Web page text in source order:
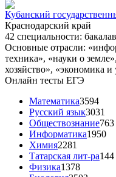
Кубанский
Краснодарский край
42 специальности:
Основные отрасли:
техника», «науки о
хозяйство», «экономика
Онлайн тесты ЕГЭ
Математика3594
Русский язык3031
Обществознание763
Информатика1950
Химия2281
Татарская лит-ра144
Физика1378